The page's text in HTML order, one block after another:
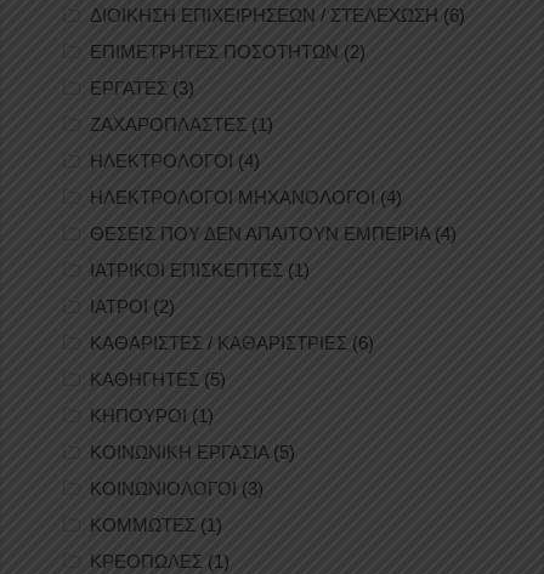
ΔΙΟΙΚΗΣΗ ΕΠΙΧΕΙΡΗΣΕΩΝ / ΣΤΕΛΕΧΩΣΗ (6)
ΕΠΙΜΕΤΡΗΤΕΣ ΠΟΣΟΤΗΤΩΝ (2)
ΕΡΓΑΤΕΣ (3)
ΖΑΧΑΡΟΠΛΑΣΤΕΣ (1)
ΗΛΕΚΤΡΟΛΟΓΟΙ (4)
ΗΛΕΚΤΡΟΛΟΓΟΙ ΜΗΧΑΝΟΛΟΓΟΙ (4)
ΘΕΣΕΙΣ ΠΟΥ ΔΕΝ ΑΠΑΙΤΟΥΝ ΕΜΠΕΙΡΙΑ(4)
ΙΑΤΡΙΚΟΙ ΕΠΙΣΚΕΠΤΕΣ (1)
ΙΑΤΡΟΙ (2)
ΚΑΘΑΡΙΣΤΕΣ / ΚΑΘΑΡΙΣΤΡΙΕΣ (6)
ΚΑΘΗΓΗΤΕΣ (5)
ΚΗΠΟΥΡΟΙ (1)
ΚΟΙΝΩΝΙΚΗ ΕΡΓΑΣΙΑ(5)
ΚΟΙΝΩΝΙΟΛΟΓΟΙ (3)
ΚΟΜΜΩΤΕΣ (1)
ΚΡΕΟΠΩΛΕΣ (1)